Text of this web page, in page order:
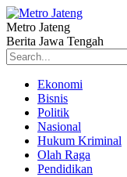
Metro Jateng
Berita Jawa Tengah
Ekonomi
Bisnis
Politik
Nasional
Hukum Kriminal
Olah Raga
Pendidikan